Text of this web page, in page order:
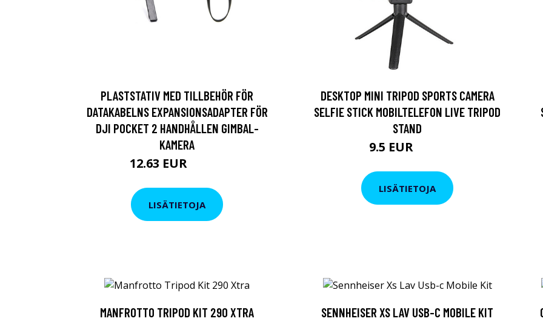
PLASTSTATIV MED TILLBEHÖR FÖR
DATAKABELNS EXPANSIONSADAPTER FÖR
DJI POCKET 2 HANDHÅLLEN GIMBAL-
KAMERA
12.63 EUR
LISÄTIETOJA
DESKTOP MINI TRIPOD SPORTS CAMERA
SELFIE STICK MOBILTELEFON LIVE TRIPOD
STAND
9.5 EUR
LISÄTIETOJA
MANFROTTO TRIPOD KIT 290 XTRA SENNHEISER XS LAV USB-C MOBILE KIT